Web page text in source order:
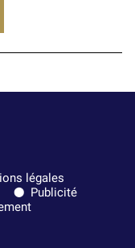
légales
Publicité